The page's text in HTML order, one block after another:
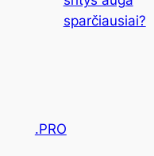
sparčiausiai?
.PRO